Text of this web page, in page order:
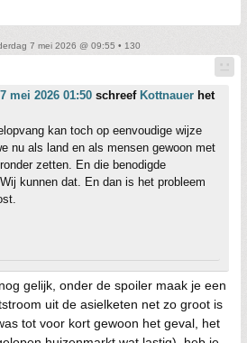
7 mei 2026 @ 09:55 • 130
mei 2026 01:50 schreef Kottnauer het
kan toch op eenvoudige wijze
nu als land en als mensen gewoon met
zetten. En die benodigde
kunnen dat. En dan is het probleem
gelijk, onder de spoiler maak je een
uit de asielketen net zo groot is
tot voor kort gewoon het geval, het